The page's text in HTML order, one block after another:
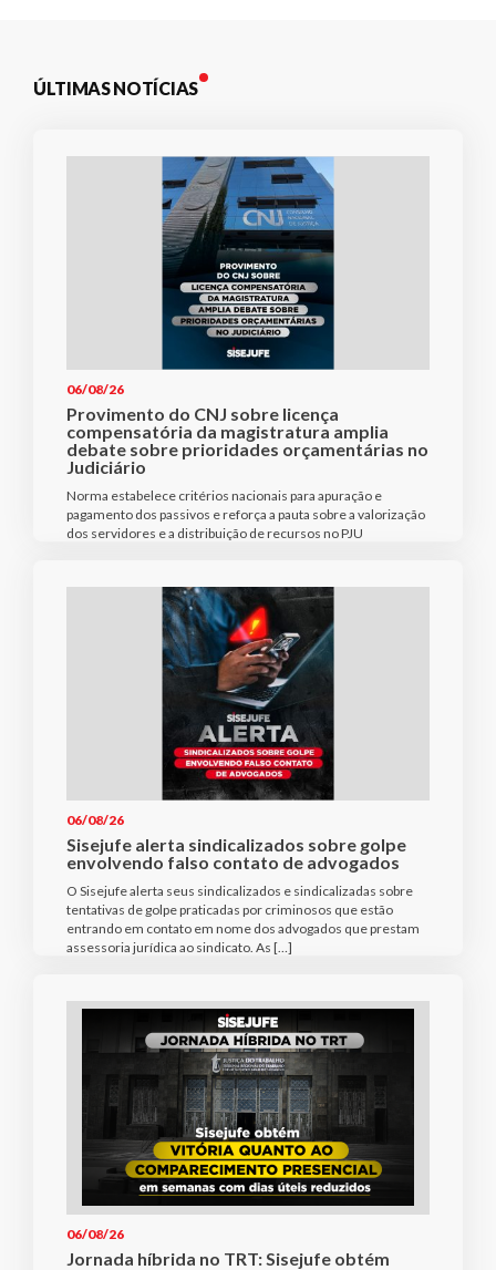
ÚLTIMAS NOTÍCIAS
06/08/26
Provimento do CNJ sobre licença
compensatória da magistratura amplia
debate sobre prioridades orçamentárias no
Judiciário
Norma estabelece critérios nacionais para apuração e
pagamento dos passivos e reforça a pauta sobre a valorização
dos servidores e a distribuição de recursos no PJU
06/08/26
Sisejufe alerta sindicalizados sobre golpe
envolvendo falso contato de advogados
O Sisejufe alerta seus sindicalizados e sindicalizadas sobre
tentativas de golpe praticadas por criminosos que estão
entrando em contato em nome dos advogados que prestam
assessoria jurídica ao sindicato. As […]
06/08/26
Jornada híbrida no TRT: Sisejufe obtém